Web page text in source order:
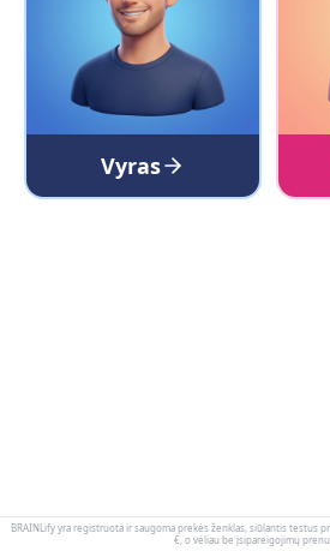
Vyras
BRAINLify yra registruota ir saugoma prekės ženklas, siūlantis testus
€, o vėliau be įsipareigojimų